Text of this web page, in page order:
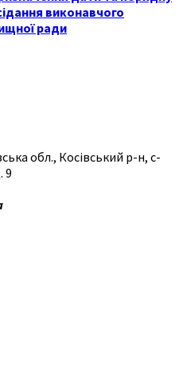
виконавчого
ради
обл., Косівський р-н, с-
9